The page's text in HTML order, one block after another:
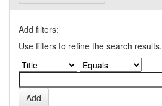
Add filters:
Use filters to refine the search results.